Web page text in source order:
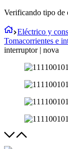
Verificando tipo de
Eléctrico y
Tomacorrientes e
interruptor | nova